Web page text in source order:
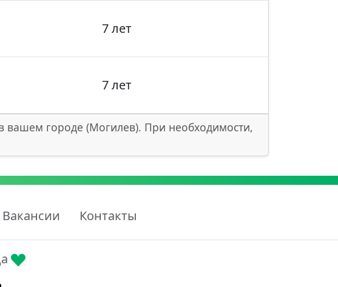
7 лет
7 лет
вашем городе (Могилев). При необходимости,
Вакансии Контакты